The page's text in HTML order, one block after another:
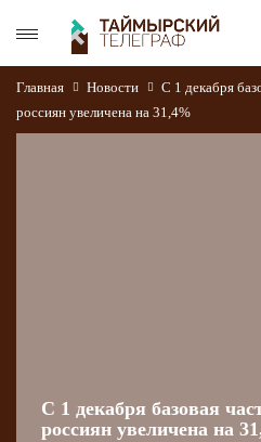
Главная Новости
С 1 декабря
россиян увеличена на 31,4%
С 1 декабря базовая
россиян увеличена на